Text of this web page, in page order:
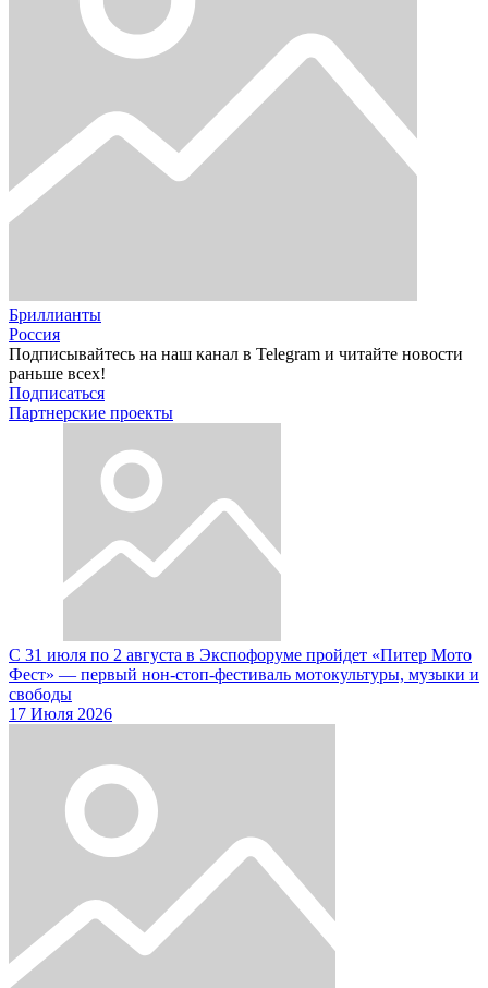
Бриллианты
Россия
Подписывайтесь на наш канал в Telegram и читайте новости
раньше всех!
Подписаться
Партнерские проекты
С 31 июля по 2 августа в Экспофоруме пройдет «Питер Мото
Фест» — первый нон-стоп-фестиваль мотокультуры, музыки и
свободы
17 Июля 2026